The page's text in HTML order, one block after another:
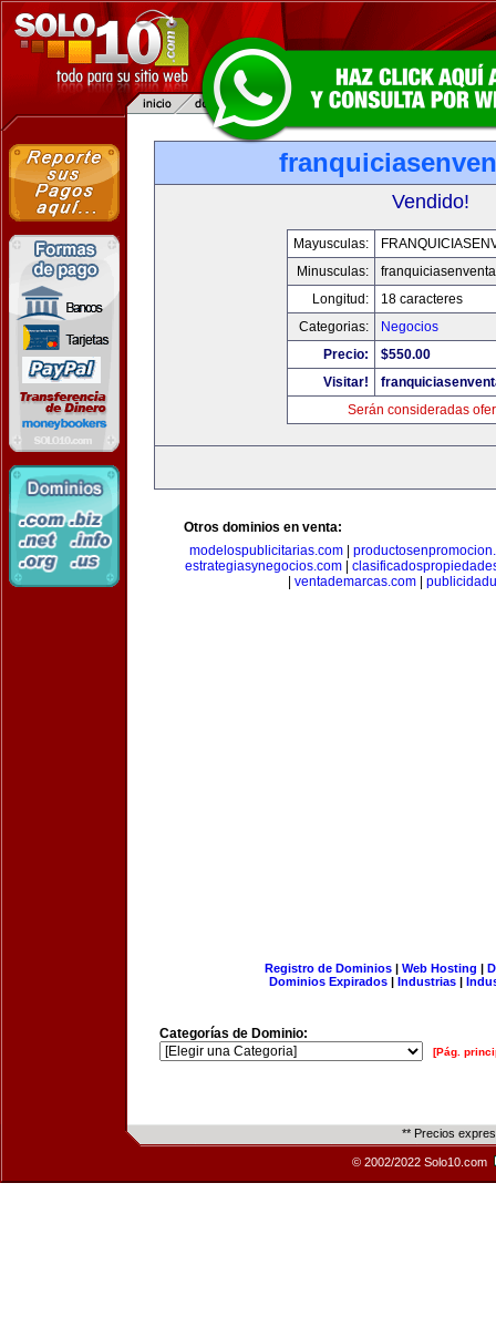
Vendido!
Mayusculas:
Minusculas:
Longitud:
18 caracteres
Categorias:
Negocios
Precio:
$550.00
Visitar!
Serán consideradas
Otros dominios en venta:
modelospublicitarias.com
estrategiasynegocios.com|
ventademarcas.com
Registro de Dominios| Web Hosting |
Dominios Expirados | Industrias |
Categorías de Dominio:
[Pág.
** Precios
© 2002/2022 Solo10.com